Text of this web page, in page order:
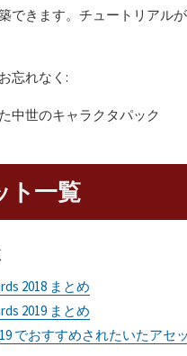
できます。チュートリアル
忘れなく:
中世のキャラクタパック
ト一覧
2018 まとめ
2019 まとめ
でおすすめされたいたアセ